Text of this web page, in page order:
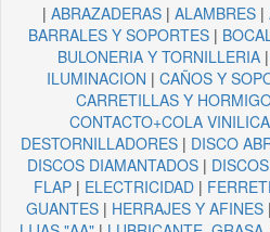
| ABRAZADERAS| ALAMBRES|
BARRALES Y SOPORTES |
BULONERIA Y TORNILLERIA |
ILUMINACION | CAÑOS Y
CARRETILLAS Y
CONTACTO+COLA VINILICA
DESTORNILLADORES| DISCO
DISCOS DIAMANTADOS|
FLAP | ELECTRICIDAD |
GUANTES| HERRAJES Y AFINES|